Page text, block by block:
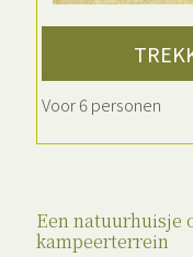
Voor 6 personen
Een natuurhuisje
kampeerterrein